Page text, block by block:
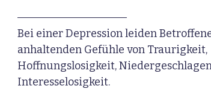
Bei einer Depression leiden
anhaltenden Gefühle von Traurigkeit,
Hoffnungslosigkeit,
Interesselosigkeit.